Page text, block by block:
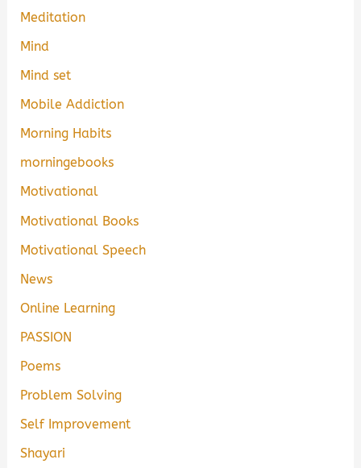
Meditation
Mind
Mind set
Mobile Addiction
Morning Habits
morningebooks
Motivational
Motivational Books
Motivational Speech
News
Online Learning
PASSION
Poems
Problem Solving
Self Improvement
Shayari